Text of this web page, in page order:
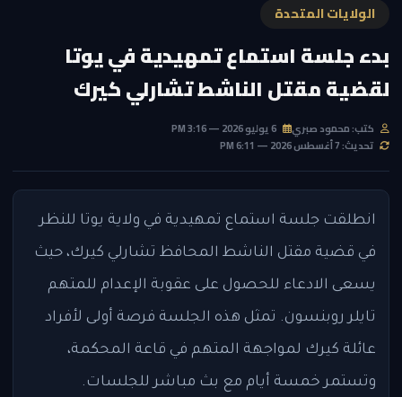
الولايات المتحدة
بدء جلسة استماع تمهيدية في يوتا
لقضية مقتل الناشط تشارلي كيرك
كتب: محمود صبري
تحديث: 7 أغسطس 2026 — 6:11 PM
انطلقت جلسة استماع تمهيدية في ولاية يوتا للنظر
في قضية مقتل الناشط المحافظ تشارلي كيرك، حيث
يسعى الادعاء للحصول على عقوبة الإعدام للمتهم
تايلر روبنسون. تمثل هذه الجلسة فرصة أولى لأفراد
عائلة كيرك لمواجهة المتهم في قاعة المحكمة،
وتستمر خمسة أيام مع بث مباشر للجلسات.